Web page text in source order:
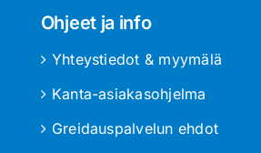
Ohjeet ja info
Yhteystiedot & myymälä
Kanta-asiakasohjelma
Greidauspalvelun ehdot